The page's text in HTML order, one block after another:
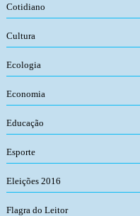
Cotidiano
Cultura
Ecologia
Economia
Educação
Esporte
Eleições 2016
Flagra do Leitor